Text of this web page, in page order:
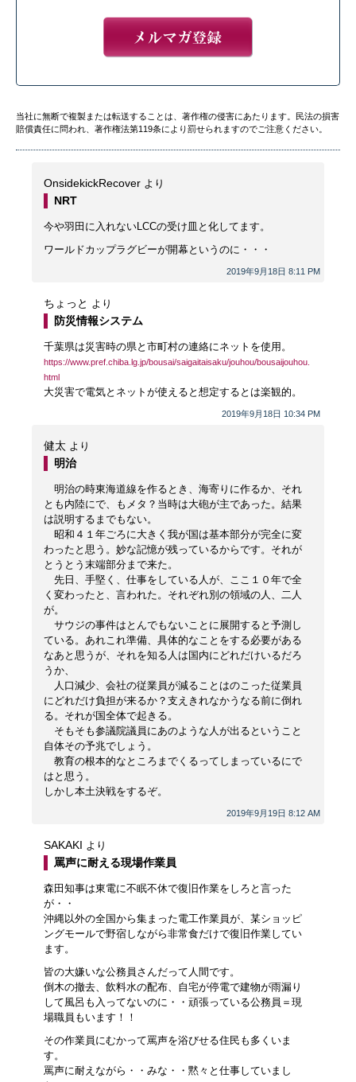
当社に無断で複製または転送することは、著作権の侵害にあたります。民法の損害
賠償責任に問われ、著作権法第119条により罰せられますのでご注意ください。
OnsidekickRecover より
2019年9月18日 8:11 PM
NRT
今や羽田に入れないLCCの受け皿と化してます。
ワールドカップラグビーが開幕というのに・・・
ちょっと より
2019年9月18日 10:34 PM
防災情報システム
千葉県は災害時の県と市町村の連絡にネットを使用。
https://www.pref.chiba.lg.jp/bousai/saigaitaisaku/jouhou/bousaijouhou.
html
大災害で電気とネットが使えると想定するとは楽観的。
健太 より
2019年9月19日 8:12 AM
明治
明治の時東海道線を作るとき、海寄りに作るか、それ
とも内陸にで、もメタ？当時は大砲が主であった。結果
は説明するまでもない。
昭和４１年ごろに大きく我が国は基本部分が完全に変
わったと思う。妙な記憶が残っているからです。それが
とうとう末端部分まで来た。
先日、手堅く、仕事をしている人が、ここ１０年で全
く変わったと、言われた。それぞれ別の領域の人、二人
が。
サウジの事件はとんでもないことに展開すると予測し
ている。あれこれ準備、具体的なことをする必要がある
なあと思うが、それを知る人は国内にどれだけいるだろ
うか、
人口減少、会社の従業員が減ることはのこった従業員
にどれだけ負担が来るか？支えきれなかうなる前に倒れ
る。それが国全体で起きる。
そもそも参議院議員にあのような人が出るということ
自体その予兆でしょう。
教育の根本的なところまでくるってしまっているにで
はと思う。
しかし本土決戦をするぞ。
SAKAKI より
罵声に耐える現場作業員
森田知事は東電に不眠不休で復旧作業をしろと言った
が・・
沖縄以外の全国から集まった電工作業員が、某ショッピ
ングモールで野宿しながら非常食だけで復旧作業してい
ます。
皆の大嫌いな公務員さんだって人間です。
倒木の撤去、飲料水の配布、自宅が停電で建物が雨漏り
して風呂も入ってないのに・・頑張っている公務員＝現
場職員もいます！！
その作業員にむかって罵声を浴びせる住民も多くいま
す。
罵声に耐えながら・・みな・・黙々と仕事していまし